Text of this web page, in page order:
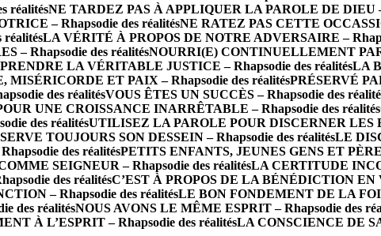
réalitésNE TARDEZ PAS À APPLIQUER LA PAROLE DE DIEU –
– Rhapsodie des réalitésNE RATEZ PAS CETTE
LA VÉRITÉ À PROPOS DE NOTRE ADVERSAIRE –
– Rhapsodie des réalitésNOURRI(E) CONTINUELLEMENT
LA VÉRITABLE JUSTICE – Rhapsodie des réalitésLA
MISÉRICORDE ET PAIX – Rhapsodie des réalitésPRÉSERVÉ
des réalitésVOUS ÊTES UN SUCCÈS – Rhapsodie des
UNE CROISSANCE INARRÊTABLE – Rhapsodie des réalités
des réalitésUTILISEZ LA PAROLE POUR DISCERNER LES
TOUJOURS SON DESSEIN – Rhapsodie des réalitésLE
des réalitésPETITS ENFANTS, JEUNES GENS ET
SEIGNEUR – Rhapsodie des réalitésLA CERTITUDE
des réalitésC’EST À PROPOS DE LA BÉNÉDICTION EN
– Rhapsodie des réalitésLE BON FONDEMENT DE LA FOI
des réalitésNOUS AVONS LE MÊME ESPRIT – Rhapsodie des
À L’ESPRIT – Rhapsodie des réalitésLA CONSCIENCE DE